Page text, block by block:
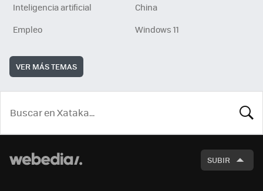
Inteligencia artificial
China
Empleo
Windows 11
VER MÁS TEMAS
SUBIR